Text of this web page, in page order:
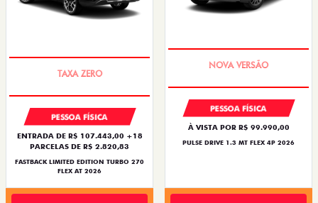
PESSOA FÍSICA
ENTRADA DE R$ 107.443,00 +18
PARCELAS DE R$ 2.820,83
FASTBACK LIMITED EDITION TURBO 270
FLEX AT 2026
PESSOA FÍSICA
À VISTA POR R$ 99.990,00
PULSE DRIVE 1.3 MT FLEX 4P 2026